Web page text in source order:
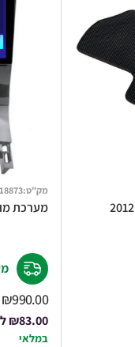
שטיחים קדמיים לפיג'ו 3008 2012
מק"ט:
18873
מערכת
₪990.00
₪83.00
במלאי